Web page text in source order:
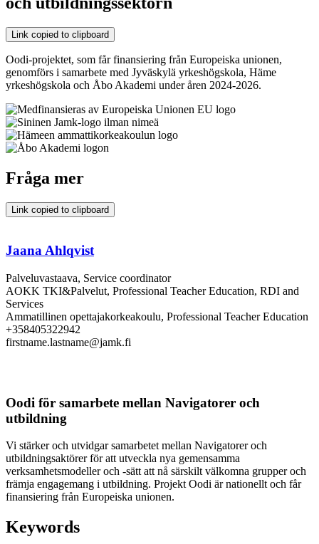
Link copied to clipboard
Oodi-projektet, som får finansiering från Europeiska unionen,
genomförs i samarbete med Jyväskylä yrkeshögskola, Häme
yrkeshögskola och Åbo Akademi under åren 2024-2026.
Fråga mer
Link copied to clipboard
Jaana Ahlqvist
Palveluvastaava, Service coordinator
AOKK TKI&Palvelut, Professional Teacher Education, RDI and
Services
Ammatillinen opettajakorkeakoulu, Professional Teacher Education
+358405322942
firstname.lastname@jamk.fi
Oodi för samarbete mellan Navigatorer och
utbildning
Vi stärker och utvidgar samarbetet mellan Navigatorer och
utbildningsaktörer för att utveckla nya gemensamma
verksamhetsmodeller och -sätt att nå särskilt välkomna grupper och
främja engagemang i utbildning. Projekt Oodi är nationellt och får
finansiering från Europeiska unionen.
Keywords